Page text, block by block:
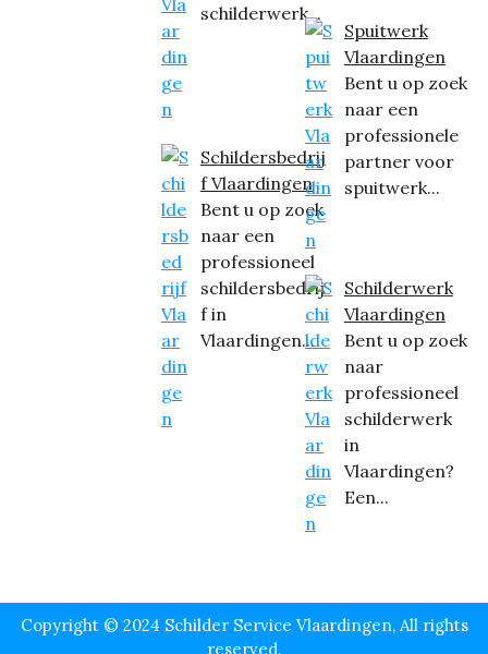
schilderwerk...
Schildersbedrij
f Vlaardingen
Bent u op zoek
naar een
professioneel
schildersbedrij
f in
Vlaardingen...
Spuitwerk
Vlaardingen
Bent u op zoek
naar een
professionele
partner voor
spuitwerk...
Schilderwerk
Vlaardingen
Bent u op zoek
naar
professioneel
schilderwerk
in
Vlaardingen?
Een...
Copyright © 2024 Schilder Service Vlaardingen, All rights
reserved.